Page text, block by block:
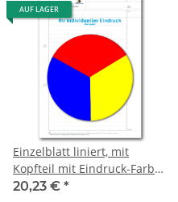
AUF LAGER
Einzelblatt liniert, mit
Kopfteil mit Eindruck-Farbe,
1 Pack zu 100 Blatt
20,23 € *